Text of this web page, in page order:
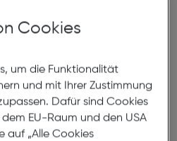
Sie sich diese Brille, um
Cookies
um die Funktionalität
und mit Ihrer Zustimmung
Dafür sind Cookies
EU-Raum und den USA
auf „Alle Cookies